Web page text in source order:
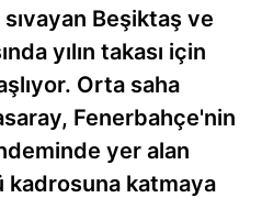
Beşiktaş ve
yılın takası için
Orta saha
Fenerbahçe'nin
yer alan
kadrosuna katmaya